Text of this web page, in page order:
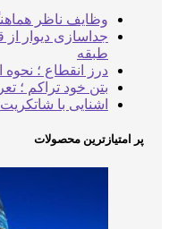
وظایف ناظر هماهنگ
جداسازی دیوار از قاب
درز انقطاع ؛ نحوه اجرا
بتن خود تراکم ؛ تعریف،
اشنایی با شاتکریت و
امتیازترین محصولات